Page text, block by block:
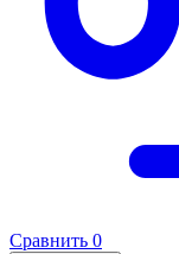
Сравнить 0